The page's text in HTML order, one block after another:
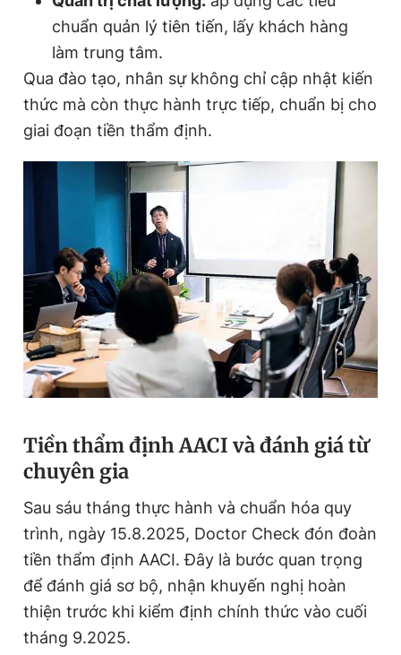
chuẩn quản lý tiên tiến, lấy khách hàng
làm trung tâm.
Qua đào tạo, nhân sự không chỉ cập nhật kiến
thức mà còn thực hành trực tiếp, chuẩn bị cho
giai đoạn tiền thẩm định.
Tiền thẩm định AACI và đánh giá từ
chuyên gia
Sau sáu tháng thực hành và chuẩn hóa quy
trình, ngày 15.8.2025, Doctor Check đón đoàn
tiền thẩm định AACI. Đây là bước quan trọng
để đánh giá sơ bộ, nhận khuyến nghị hoàn
thiện trước khi kiểm định chính thức vào cuối
tháng 9.2025.